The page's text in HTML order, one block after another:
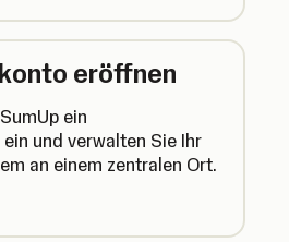
eröffnen
ein
und verwalten Sie Ihr
an einem zentralen Ort.